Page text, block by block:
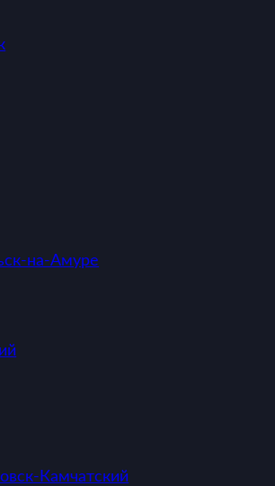
на-Амуре
Камчатский